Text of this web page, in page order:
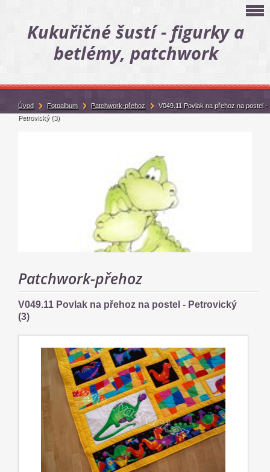
Kukuřičné šustí - figurky a
betlémy, patchwork
Patchwork-přehoz
V049.11 Povlak na přehoz na postel - Petrovický
(3)
Úvod Fotoalbum Patchwork-přehoz
V049.11 Povlak na přehoz na postel -
Petrovický (3)